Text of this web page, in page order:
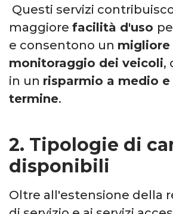
Questi servizi
maggiore facilità d'uso
e consentono un migliore
monitoraggio dei veicoli,
in un risparmio a medio e
termine.
2. Tipologie di
disponibili
Oltre all'estensione della